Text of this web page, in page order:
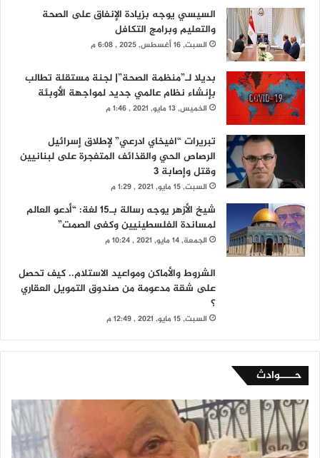
السيسي يوجه بزيادة الإنفاق على الصحة
والتعليم وبرامج التكافل
السبت, 16 أغسطس, 2025 , 6:08 م
بديلا لـ”منظمة الصحة”| لجنة مستقلة تطالب
بإنشاء نظام عالمي جديد لمواجهة الأوبئة
الخميس, 13 مايو, 2021 , 1:46 م
تبريرات “افيخاي ادرعي” لإطلاق إسرائيل
الرصاص الحي والقذائف المتفجرة على لبنانيين
وقتل وإصابة 3
السبت, 15 مايو, 2021 , 1:29 م
شيخ الأزهر يوجه رسالة بـ15 لغة: “أدعو العالم
لمساندة الفلسطينيين وكفى الصمت”
الجمعة, 14 مايو, 2021 , 10:24 م
الشروط والأماكن ومواعيد الاستلام.. كيف تحصل
على شقة مدعومة من صندوق التمويل العقاري
؟
السبت, 15 مايو, 2021 , 12:49 م
حــــوادث